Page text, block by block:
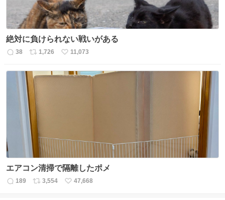
絶対に負けられない戦いがある
返
38
リ
ス
ト
数
1,726
い
ね
11,073
エアコン清掃で隔離したポメ
返
189
リ
3,554
い
47,668